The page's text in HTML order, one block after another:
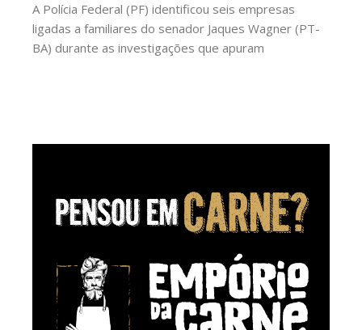
A Polícia Federal (PF) identificou seis empresas
ligadas a familiares do senador Jaques Wagner (PT-
BA) durante as investigações que apuram